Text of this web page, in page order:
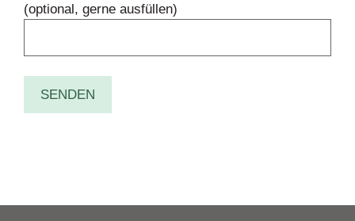
(optional, gerne ausfüllen)